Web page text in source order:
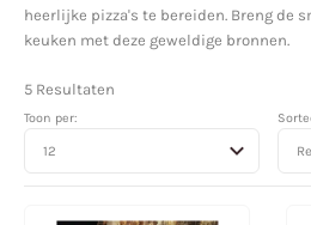
heerlijke pizza's te bereiden. Breng de
keuken met deze geweldige bronnen.
5 Resultaten
Toon per: